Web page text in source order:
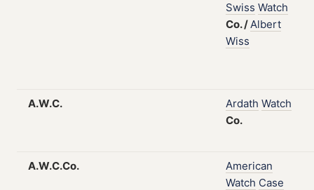
Swiss Watch
Co./Albert
Wiss
A.W.C. Ardath Watch
Co.
A.W.C.Co.
American
Watch Case